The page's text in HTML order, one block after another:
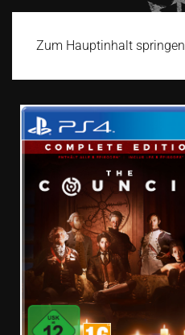
Zum Hauptinhalt springen